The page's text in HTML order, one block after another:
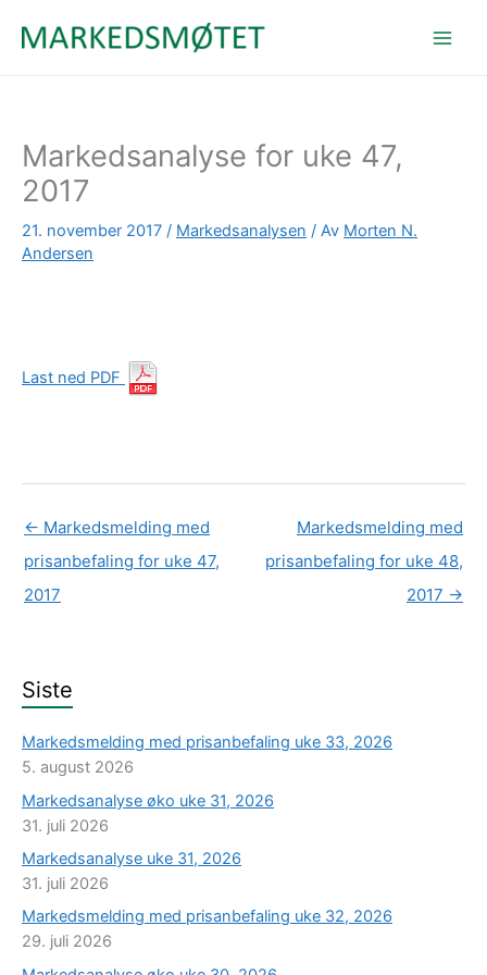
Markedsanalyse for uke 47,
2017
21. november 2017 / Markedsanalysen / Av Morten N.
Andersen
Last ned PDF
← Markedsmelding med
prisanbefaling for uke 47,
2017
Markedsmelding med
prisanbefaling for uke 48,
2017 →
Siste
Markedsmelding med prisanbefaling uke 33, 2026
5. august 2026
Markedsanalyse øko uke 31, 2026
31. juli 2026
Markedsanalyse uke 31, 2026
31. juli 2026
Markedsmelding med prisanbefaling uke 32, 2026
29. juli 2026